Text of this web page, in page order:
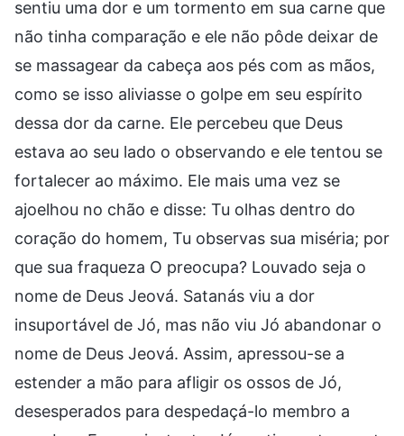
sentiu uma dor e um tormento em sua carne que
não tinha comparação e ele não pôde deixar de
se massagear da cabeça aos pés com as mãos,
como se isso aliviasse o golpe em seu espírito
dessa dor da carne. Ele percebeu que Deus
estava ao seu lado o observando e ele tentou se
fortalecer ao máximo. Ele mais uma vez se
ajoelhou no chão e disse: Tu olhas dentro do
coração do homem, Tu observas sua miséria; por
que sua fraqueza O preocupa? Louvado seja o
nome de Deus Jeová. Satanás viu a dor
insuportável de Jó, mas não viu Jó abandonar o
nome de Deus Jeová. Assim, apressou-se a
estender a mão para afligir os ossos de Jó,
desesperados para despedaçá-lo membro a